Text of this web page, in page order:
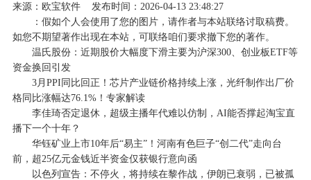
来源： 欧宝软件发布时间：2026-04-13 23:48:27
：假如个人会使用了您的图片，请作者与本站联络讨取稿费。
如您不期望著作出现在本站，可联络咱们要求撤下您的著作。
温氏股份：近期股价大幅度下滑主要为沪深300、创业板ETF等
资金换回引发
3月PPI同比回正！芯片产业链价格持续上涨，光纤制作出厂价
格同比涨幅达76.1%！专家解读
李佳琦否定退休，超级主播年代难以仿制，AI能否撑起淘宝直
播下一个十年？
华钰矿业上市10年后“易主”！河南有色巨子“创二代”走向台
前，超25亿元金钱近半资金仅获银行意向函
以色列宣告：不停火，将持续在黎作战，伊朗已衰弱，已被孤